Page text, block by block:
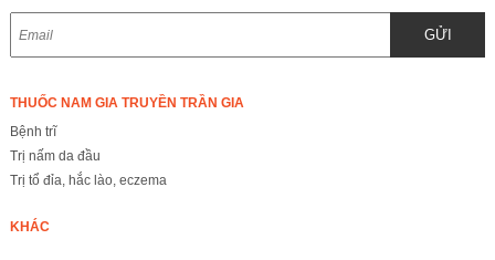
GỬI
THUỐC NAM GIA TRUYỀN TRẦN GIA
Bệnh trĩ
Trị nấm da đầu
Trị tổ đỉa, hắc lào, eczema
KHÁC